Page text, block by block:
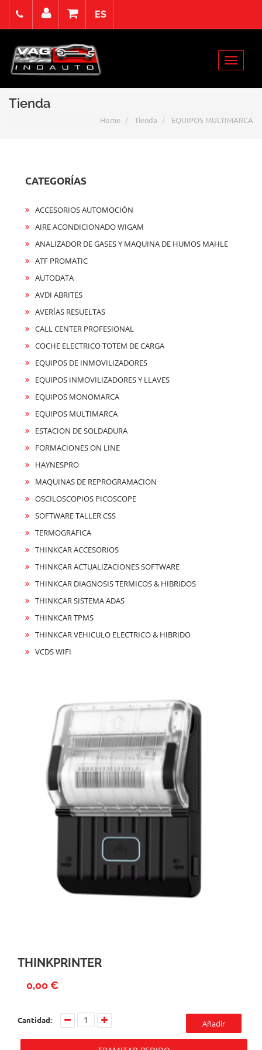
ES
Select Language▼ Viernes 7 Agosto de 2026
Acceso Registro
Toggle
Tienda
Home Tienda EQUIPOS MULTIMARCA
CATEGORÍAS
ACCESORIOS AUTOMOCIÓN
AIRE ACONDICIONADO WIGAM
ANALIZADOR DE GASES Y MAQUINA DE HUMOS MAHLE
ATF PROMATIC
AUTODATA
AVDI ABRITES
AVERÍAS RESUELTAS
CALL CENTER PROFESIONAL
COCHE ELECTRICO TOTEM DE CARGA
EQUIPOS DE INMOVILIZADORES
EQUIPOS INMOVILIZADORES Y LLAVES
EQUIPOS MONOMARCA
EQUIPOS MULTIMARCA
ESTACION DE SOLDADURA
FORMACIONES ON LINE
HAYNESPRO
MAQUINAS DE REPROGRAMACION
OSCILOSCOPIOS PICOSCOPE
SOFTWARE TALLER CSS
TERMOGRAFICA
THINKCAR ACCESORIOS
THINKCAR ACTUALIZACIONES SOFTWARE
THINKCAR DIAGNOSIS TERMICOS & HIBRIDOS
THINKCAR SISTEMA ADAS
THINKCAR TPMS
THINKCAR VEHICULO ELECTRICO & HIBRIDO
VCDS WIFI
THINKPRINTER
0,00 €
Cantidad: Añadir